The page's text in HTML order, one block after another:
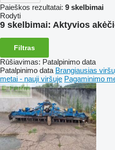
Paieškos rezultatai: 9 skelbimai
Rodyti
9 skelbimai: Aktyvios
Filtras
Rūšiavimas: Patalpinimo data
Patalpinimo data Brangiausias
metai - nauji viršuje Pagaminimo